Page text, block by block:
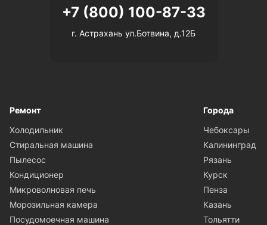
+7 (800) 100-87-33
г. Астрахань ул.Ботвина, д.12Б
Ремонт
Холодильник
Стиральная машина
Пылесос
Кондиционер
Микроволновая печь
Морозильная камера
Посудомоечная машина
Города
Чебоксары
Калининград
Рязань
Курск
Пенза
Казань
Тольятти